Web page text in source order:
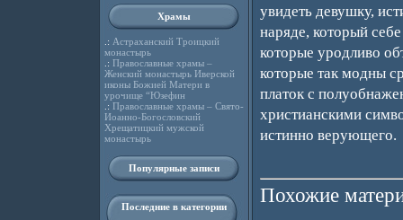
Храмы
.: Астраханский Троицкий
монастырь
.: Православные храмы –
Женский монастырь Иверской
иконы Божией Матери в
урочище “Юзефин
.: Православные храмы – Свято-
Иоанно-Богословский
Хрещатицкий мужской
монастырь
Популярные записи
Последние в категории
увидеть девушку,
наряде, который
которые уродливо
которые так модны
платок с
христианскими
истинно верующего.
Похожие